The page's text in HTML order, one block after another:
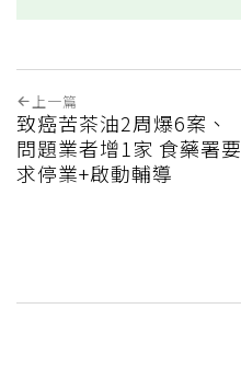
上一篇
致癌苦茶油2周爆6案、
問題業者增1家 食藥署要
求停業+啟動輔導